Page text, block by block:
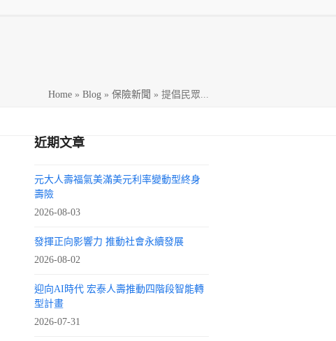
Home » Blog » 保險新聞 » 提倡民眾...
近期文章
元大人壽福氣美滿美元利率變動型終身
壽險
2026-08-03
發揮正向影響力 推動社會永續發展
2026-08-02
迎向AI時代 宏泰人壽推動四階段智能轉
型計畫
2026-07-31